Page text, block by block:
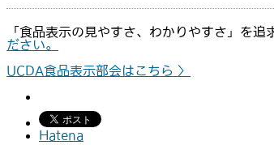
「食品表示の見やすさ、わかりやすさ」を
ださい。
UCDA食品表示部会はこちら 〉
Hatena